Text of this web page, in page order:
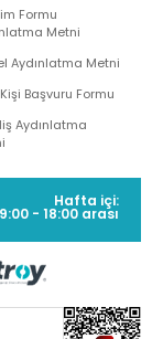
Formu
Metni
Aydınlatma Metni
Başvuru Formu
Aydınlatma
Hafta içi:
- 18:00 arası